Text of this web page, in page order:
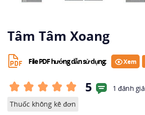
Tâm Tâm Xoang
File PDF hướng dẫn sử dụng: Xem
5
1 đánh giá
Thuốc không kê đơn